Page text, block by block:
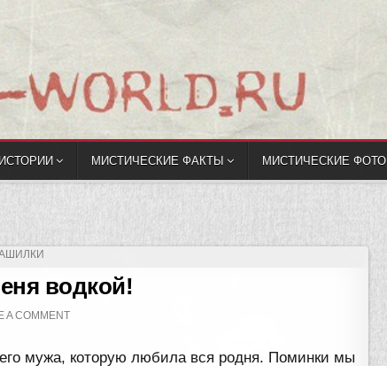
МИСТИЧЕСКИЕ ФАКТЫ МИСТИЧЕСКИЕ ФОТО
водкой!
A COMMENT
мужа, которую любила вся родня. Поминки мы